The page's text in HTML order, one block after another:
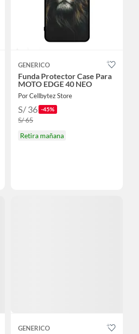
GENERICO
Funda Protector Case Para
MOTO EDGE 40 NEO
Por Cellbytez Store
S/ 36 -45%
S/ 65
Retira mañana
GENERICO